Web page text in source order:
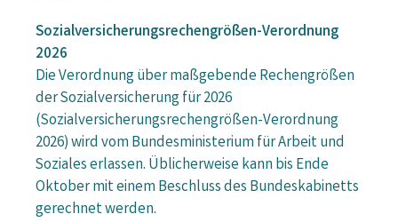
Sozialversicherungsrechengrößen-Verordnung
2026
Die Verordnung über maßgebende Rechengrößen
der Sozialversicherung für 2026
(Sozialversicherungsrechengrößen-Verordnung
2026) wird vom Bundesministerium für Arbeit und
Soziales erlassen. Üblicherweise kann bis Ende
Oktober mit einem Beschluss des Bundeskabinetts
gerechnet werden.